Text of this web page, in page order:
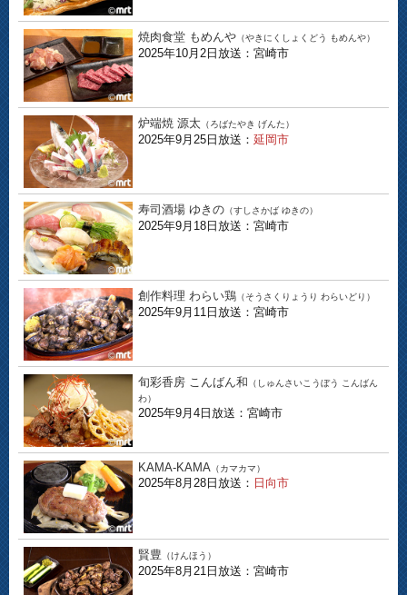
焼肉食堂 もめんや （やきにくしょくどう もめんや）
2025年10月2日放送：宮崎市
炉端焼 源太 （ろばたやき げんた）
2025年9月25日放送： 延岡市
寿司酒場 ゆきの （すしさかば ゆきの）
2025年9月18日放送：宮崎市
創作料理 わらい鶏 （そうさくりょうり わらいどり）
2025年9月11日放送：宮崎市
旬彩香房 こんばん和 （しゅんさいこうぼう こんばん
わ）
2025年9月4日放送：宮崎市
KAMA-KAMA （カマカマ）
2025年8月28日放送： 日向市
賢豊 （けんほう）
2025年8月21日放送：宮崎市